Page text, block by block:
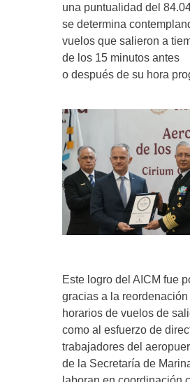
una puntualidad del
se determina
vuelos que salieron a
de los 15 minutos antes
o después de su hora
Este logro del AICM fue
gracias a la
horarios de vuelos de
como al esfuerzo de
trabajadores del
de la Secretaría de